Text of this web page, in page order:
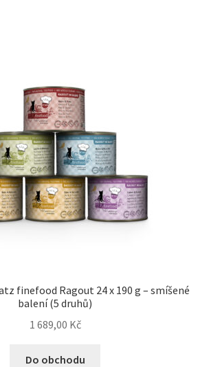
finefood Ragout 24 x 190 g – smíšené
balení (5 druhů)
1 689,00 Kč
Do obchodu